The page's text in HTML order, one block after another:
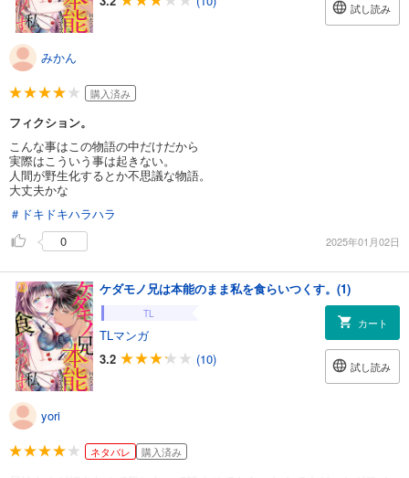
試し読み
みかん
購入済み
フィクション。
こんな事はこの物語の中だけだから
実際はこういう事は起きない。
人間が野生化するとか不思議な物語。
大丈夫かな
＃ドキドキハラハラ
0
2025年01月02日
ケダモノ兄は本能のまま私を食らいつくす。(1)
TL
TLマンガ
3.2
(10)
カート
試し読み
yori
ネタバレ 購入済み